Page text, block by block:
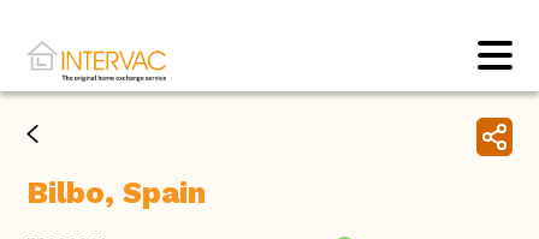
Bilbo, Spain